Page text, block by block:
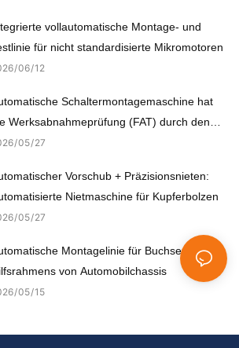
vollautomatische Montage- und
für nicht standardisierte Mikromotoren
06 12
Schaltermontagemaschine hat
Werksabnahmeprüfung (FAT) durch den
Kunden erfolgreich bestanden.
05 27
Vorschub + Präzisionsnieten:
Nietmaschine für Kupferbolzen
05 27
Montagelinie für Buchsen des
von Automobilchassis
05 15